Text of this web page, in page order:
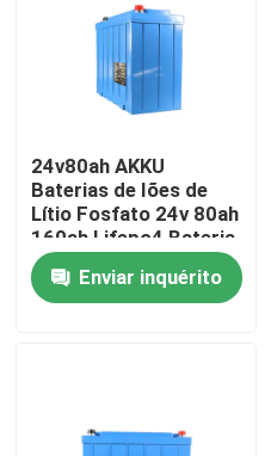
Fábrica
Fale Conosco
notícias
Bateria do íon LiFePO4
24v80ah AKKU
Baterias de Iões de
Lítio Fosfato 24v 80ah
160ah Lifepo4 Bateria
Pack
Enviar inquérito